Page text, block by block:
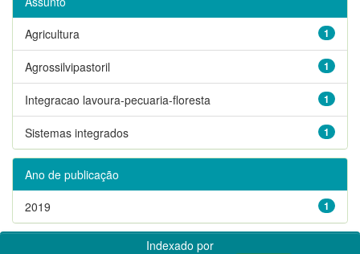
1
Agricultura
1
Agrossilvipastoril
1
Integracao lavoura-pecuaria-floresta
1
Sistemas integrados
Ano de publicação
1
2019
Indexado por